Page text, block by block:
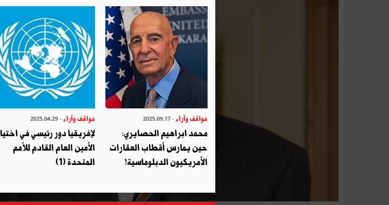
مواقف وآراء - 2025.09.17
محمد ابراهيم الحصايري:
حين يمارس أقطاب العقارات
الأمريكيون الدبلوماسية!
مواقف وآراء - 2025.04.29
لإفريقيا دور رئيسي في
الأمين العام القادم للأمم
المتحدة (1)